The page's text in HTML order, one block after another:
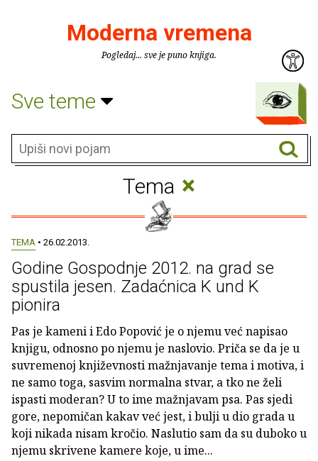
Moderna vremena
Pogledaj... sve je puno knjiga.
Sve teme
Tema ×
TEMA • 26.02.2013.
Godine Gospodnje 2012. na grad se
spustila jesen. Zadaćnica K und K
pionira
Pas je kameni i Edo Popović je o njemu već napisao
knjigu, odnosno po njemu je naslovio. Priča se da je u
suvremenoj književnosti mažnjavanje tema i motiva, i
ne samo toga, sasvim normalna stvar, a tko ne želi
ispasti moderan? U to ime mažnjavam psa. Pas sjedi
gore, nepomičan kakav već jest, i bulji u dio grada u
koji nikada nisam kročio. Naslutio sam da su duboko u
njemu skrivene kamere koje, u ime...